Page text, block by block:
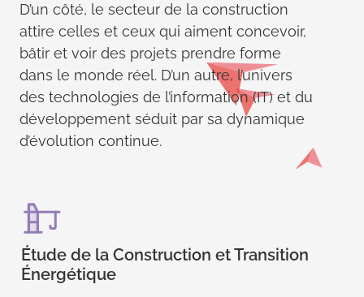
D’un côté, le secteur de la construction
attire celles et ceux qui aiment concevoir,
bâtir et voir des projets prendre forme
dans le monde réel. D’un autre, l’univers
des technologies de l’information (IT) et du
développement séduit par sa dynamique
d’évolution continue.
Étude de la Construction et Transition
Énergétique